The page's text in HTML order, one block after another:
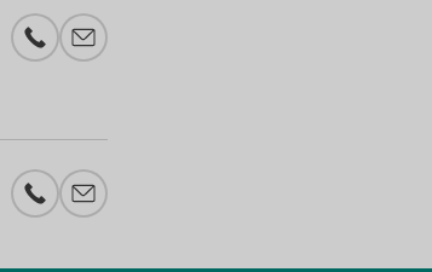
Telefonnummer
E-Mail-Adresse
Telefonnummer
E-Mail-Adresse